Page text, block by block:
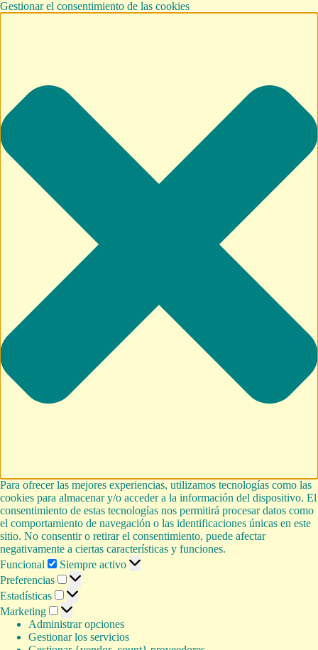
Gestionar el consentimiento de las cookies
Para ofrecer las mejores experiencias, utilizamos tecnologías como las
cookies para almacenar y/o acceder a la información del dispositivo. El
consentimiento de estas tecnologías nos permitirá procesar datos como
el comportamiento de navegación o las identificaciones únicas en este
sitio. No consentir o retirar el consentimiento, puede afectar
negativamente a ciertas características y funciones.
Funcional
Funcional
Siempre activo
Preferencias
Preferencias
Estadísticas Estadísticas
Marketing Marketing
Administrar opciones
Gestionar los servicios